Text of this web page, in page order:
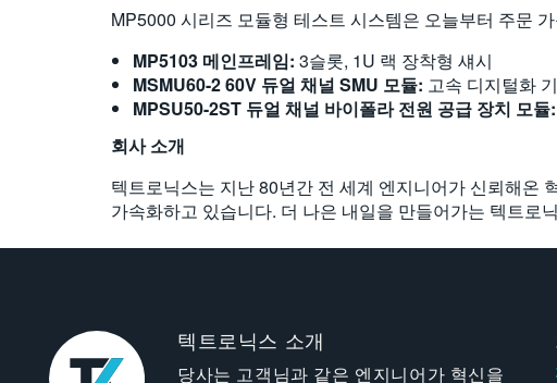
MP5000 시리즈 모듈형 테스트 시스템은 오늘부터 주문
MP5103 메인프레임: 3슬롯, 1U 랙 장착형 섀시
MSMU60-2 60V 듀얼 채널 SMU 모듈: 고속 디지털화
MPSU50-2ST 듀얼 채널 바이폴라전원 공급 장치 모듈:
회사 소개
텍트로닉스는 지난 80년간 전 세계 엔지니어가 신뢰해온
가속화하고 있습니다. 더 나은 내일을 만들어가는 텍트로
텍트로닉스 소개
당사는 고객님과 같은 엔지니어가 혁신을